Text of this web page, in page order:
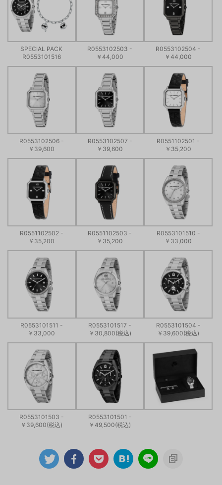
SPECIAL PACK
R0553101516
R0553102503 -
￥44,000
R0553102504 -
￥44,000
R0553102506 -
￥39,600
R0553102507 -
￥39,600
R0551102501 -
￥35,200
R0551102502 -
￥35,200
R0551102503 -
￥35,200
R0553101510 -
￥33,000
R0553101511 -
￥33,000
R0553101517 -
￥30,800(税込)
R0553101504 -
￥39,600(税込)
R0553101503 -
￥39,600(税込)
R0553101501 -
￥49,500(税込)